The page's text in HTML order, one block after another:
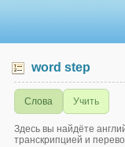
word step
Слова Учить
Здесь вы найдёте
транскрипцией и